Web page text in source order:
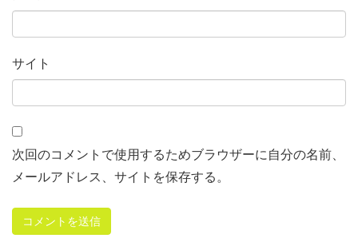
サイト
次回のコメントで使用するためブラウザーに自分の名前、
メールアドレス、サイトを保存する。